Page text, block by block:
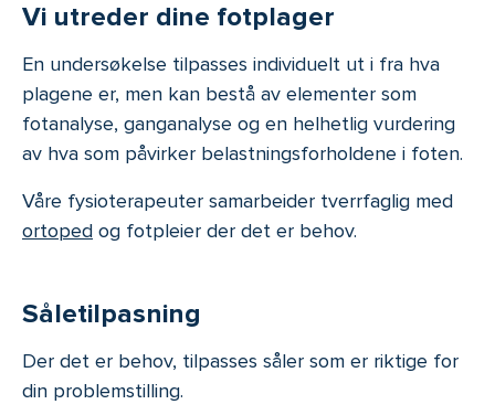
Vi utreder dine fotplager
En undersøkelse tilpasses individuelt ut i fra hva
plagene er, men kan bestå av elementer som
fotanalyse, ganganalyse og en helhetlig vurdering
av hva som påvirker belastningsforholdene i foten.
Våre fysioterapeuter samarbeider tverrfaglig med
ortoped og fotpleier der det er behov.
Såletilpasning
Der det er behov, tilpasses såler som er riktige for
din problemstilling.